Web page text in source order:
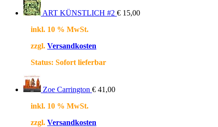
ART KÜNSTLICH #2 € 15,00
inkl. 10 % MwSt.
zzgl. Versandkosten
Status: Sofort lieferbar
Zoe Carrington € 41,00
inkl. 10 % MwSt.
zzgl. Versandkosten